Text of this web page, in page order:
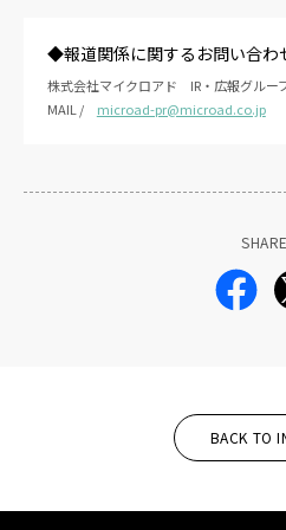
◆報道関係に関するお問い合わ
株式会社マイクロアド IR・広報グルー
MAIL /
microad-pr@microad.co.jp
SHARE
BACK TO